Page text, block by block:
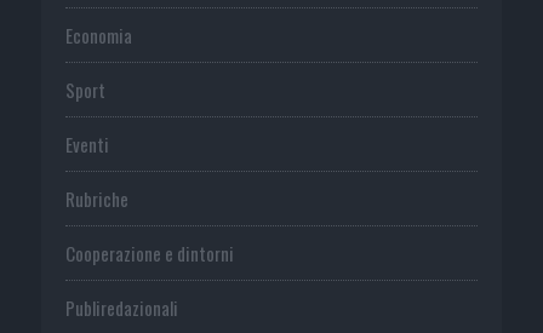
Economia
Sport
Eventi
Rubriche
Cooperazione e dintorni
Publiredazionali